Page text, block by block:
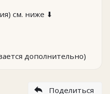
см. ниже ⬇
дополнительно)
Поделиться